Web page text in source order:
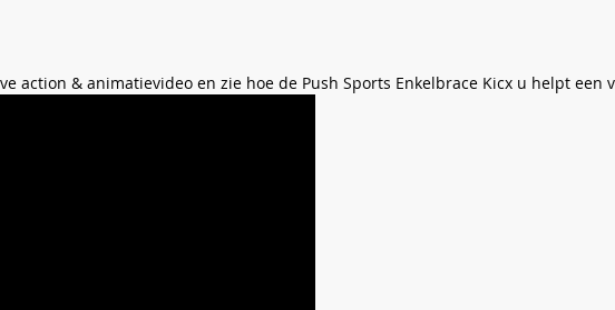
action & animatievideo en zie hoe de Push Sports Enkelbrace Kicx u helpt een